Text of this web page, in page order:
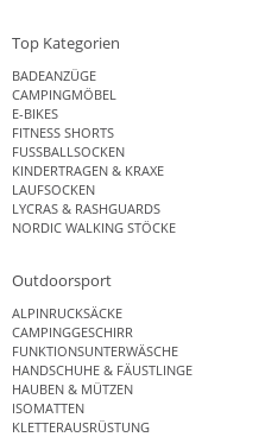
Top Kategorien
BADEANZÜGE
CAMPINGMÖBEL
E-BIKES
FITNESS SHORTS
FUSSBALLSOCKEN
KINDERTRAGEN & KRAXE
LAUFSOCKEN
LYCRAS & RASHGUARDS
NORDIC WALKING STÖCKE
Outdoorsport
ALPINRUCKSÄCKE
CAMPINGGESCHIRR
FUNKTIONSUNTERWÄSCHE
HANDSCHUHE & FÄUSTLINGE
HAUBEN & MÜTZEN
ISOMATTEN
KLETTERAUSRÜSTUNG